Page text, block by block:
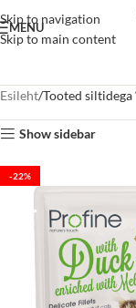
Skip to navigation
Skip to main content
MENU
Esileht Tooted siltidega
Show sidebar
-22%